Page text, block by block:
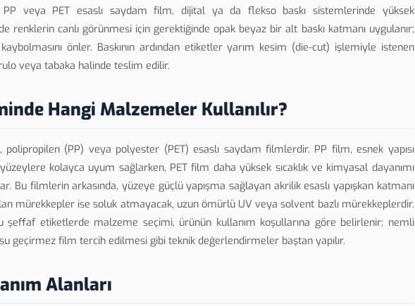
PP veya PET esaslı saydam film, dijital ya da flekso baskı sistemlerinde yüksek
renklerin canlı görünmesi için gerektiğinde opak beyaz bir alt baskı katmanı uygulanır;
önler. Baskının ardından etiketler yarım kesim (die-cut) işlemiyle istenen
veya tabaka halinde teslim edilir.
Hangi Malzemeler Kullanılır?
(PP) veya polyester (PET) esaslı saydam filmlerdir. PP film, esnek yapısı
kolayca uyum sağlarken, PET film daha yüksek sıcaklık ve kimyasal dayanımı
Bu filmlerin arkasında, yüzeye güçlü yapışma sağlayan akrilik esaslı yapışkan katmanı
mürekkepler ise soluk atmayacak, uzun ömürlü UV veya solvent bazlı mürekkeplerdir.
şeffaf etiketlerde malzeme seçimi, ürünün kullanım koşullarına göre belirlenir; nemli
geçirmez film tercih edilmesi gibi teknik değerlendirmeler baştan yapılır.
Alanları